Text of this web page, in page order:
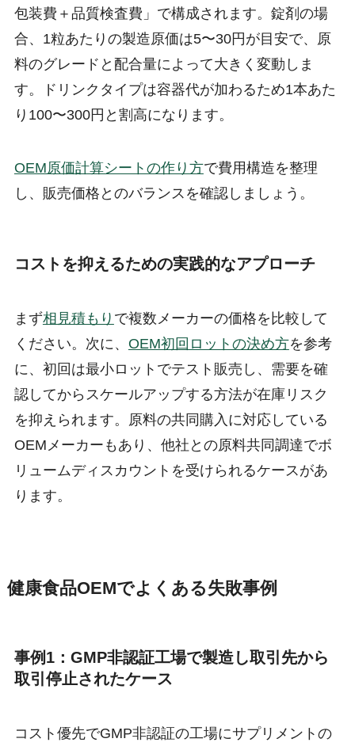
包装費＋品質検査費」で構成されます。錠剤の場
合、1粒あたりの製造原価は5〜30円が目安で、原
料のグレードと配合量によって大きく変動しま
す。ドリンクタイプは容器代が加わるため1本あた
り100〜300円と割高になります。
OEM原価計算シートの作り方で費用構造を整理
し、販売価格とのバランスを確認しましょう。
コストを抑えるための実践的なアプローチ
まず相見積もり で複数メーカーの価格を比較して
ください。次に、 OEM初回ロットの決め方を参考
に、初回は最小ロットでテスト販売し、需要を確
認してからスケールアップする方法が在庫リスク
を抑えられます。原料の共同購入に対応している
OEMメーカーもあり、他社との原料共同調達でボ
リュームディスカウントを受けられるケースがあ
ります。
健康食品OEMでよくある失敗事例
事例1：GMP非認証工場で製造し取引先から
取引停止されたケース
コスト優先でGMP非認証の工場にサプリメントの